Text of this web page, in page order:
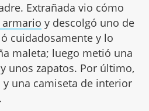
Extrañada vio cómo
y descolgó uno de
cuidadosamente y lo
maleta; luego metió una
unos zapatos. Por último,
una camiseta de interior